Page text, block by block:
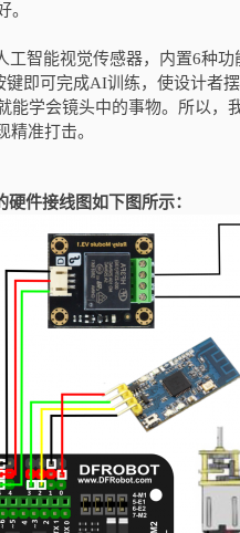
。
智能视觉传感器，内置6种功
即可完成AI训练，使设计者
能学会镜头中的事物。所以，
准打击。
件接线图如下图所示：